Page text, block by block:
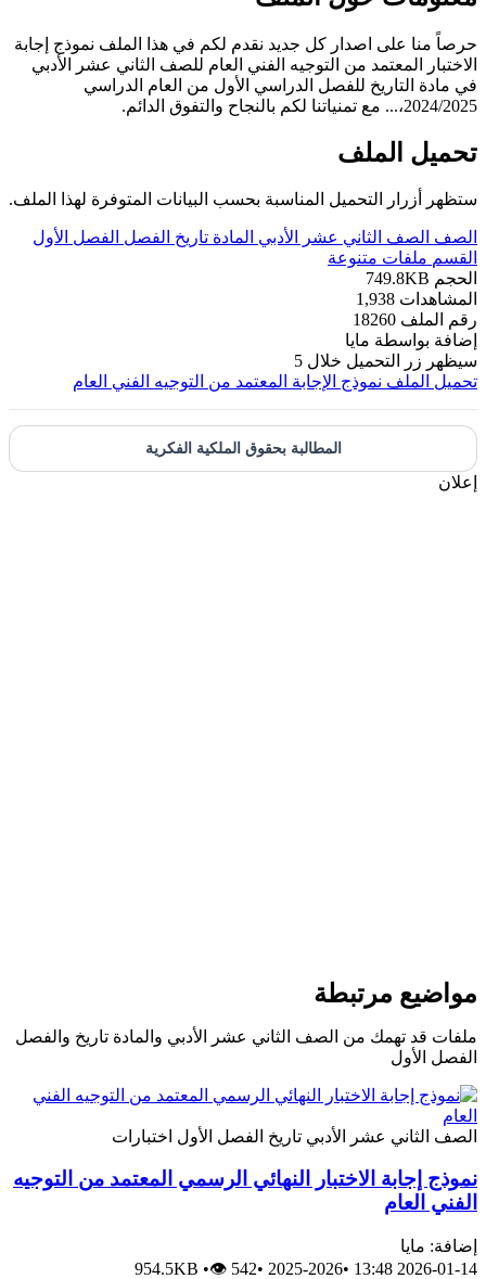
حرصاً منا على اصدار كل جديد نقدم لكم في هذا الملف نموذج إجابة
الاختبار المعتمد من التوجيه الفني العام للصف الثاني عشر الأدبي
في مادة التاريخ للفصل الدراسي الأول من العام الدراسي
2024/2025،... مع تمنياتنا لكم بالنجاح والتفوق الدائم.
تحميل الملف
ستظهر أزرار التحميل المناسبة بحسب البيانات المتوفرة لهذا الملف.
الصف الصف الثاني عشر الأدبي المادة تاريخ الفصل
الفصل الأول
القسم ملفات متنوعة
الحجم 749.8KB
المشاهدات 1,938
رقم الملف 18260
إضافة بواسطة مايا
سيظهر زر التحميل خلال 5
تحميل الملف نموذج الإجابة المعتمد من التوجيه الفني العام
المطالبة بحقوق الملكية الفكرية
إعلان
مواضيع مرتبطة
ملفات قد تهمك من الصف الثاني عشر الأدبي والمادة تاريخ والفصل
الفصل الأول
الصف الثاني عشر الأدبي تاريخ الفصل الأول اختبارات
نموذج إجابة الاختبار النهائي الرسمي المعتمد من التوجيه
الفني العام
إضافة: مايا
2026-01-14 13:48
•
2025-2026
•
954.5KB •👁 542